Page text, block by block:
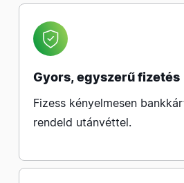
Gyors, egyszerű fizetés
Fizess kényelmesen
rendeld utánvéttel.